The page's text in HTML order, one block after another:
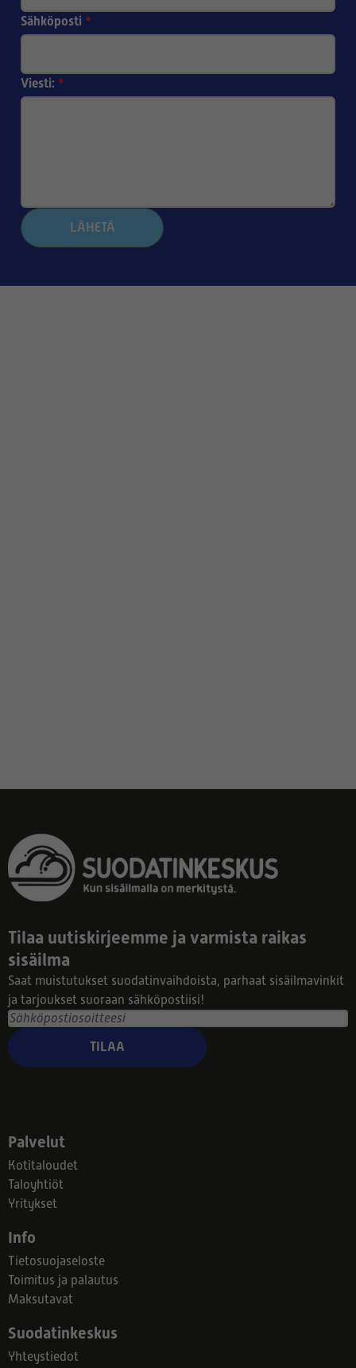
Sähköposti *
Viesti: *
LÄHETÄ
Tilaa uutiskirjeemme ja varmista raikas
sisäilma
Saat muistutukset suodatinvaihdoista, parhaat sisäilmavinkit
ja tarjoukset suoraan sähköpostiisi!
TILAA
Palvelut
Kotitaloudet
Taloyhtiöt
Yritykset
Info
Tietosuojaseloste
Toimitus ja palautus
Maksutavat
Suodatinkeskus
Yhteystiedot